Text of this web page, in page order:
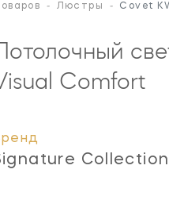
- Люстры - Covet
Comfort
Collection